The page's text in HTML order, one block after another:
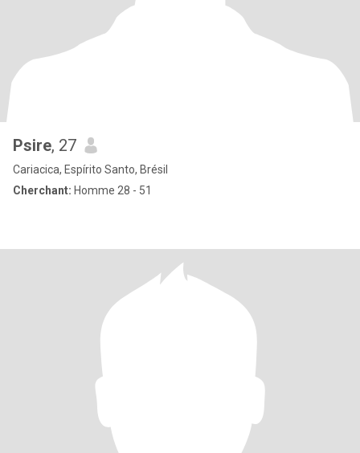
Psire, 27
Cariacica, Espírito Santo, Brésil
Cherchant: Homme 28 - 51